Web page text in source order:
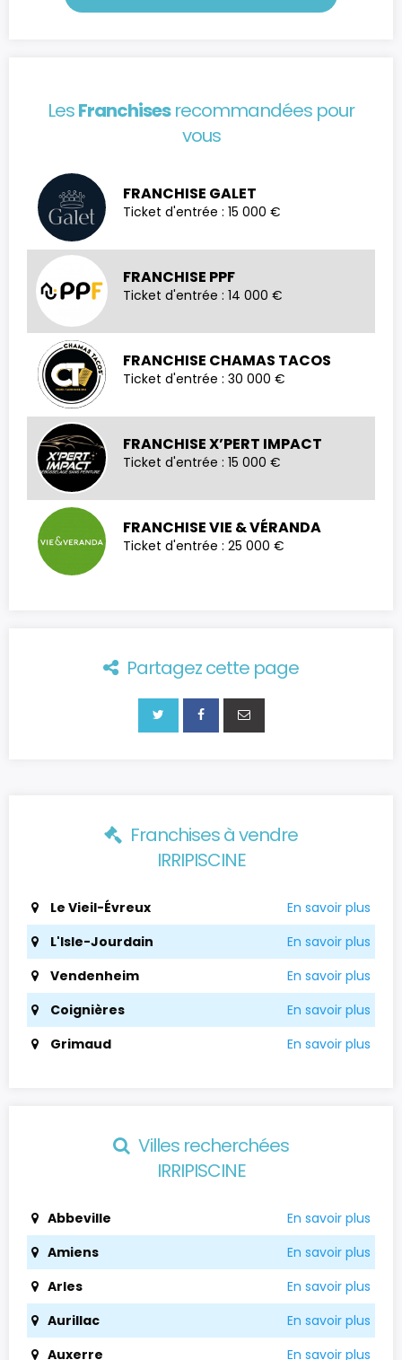
LesFranchisesrecommandées pour
vous
FRANCHISE GALET
Ticket d'entrée : 15 000 €
FRANCHISE PPF
Ticket d'entrée : 14 000 €
FRANCHISE CHAMAS TACOS
Ticket d'entrée : 30 000 €
FRANCHISE X’PERT IMPACT
Ticket d'entrée : 15 000 €
FRANCHISE VIE & VÉRANDA
Ticket d'entrée : 25 000 €
Partagez cette page
Franchises à vendre
IRRIPISCINE
Le Vieil-Évreux
En savoir plus
L'Isle-Jourdain
En savoir plus
Vendenheim
En savoir plus
Coignières
En savoir plus
Grimaud
En savoir plus
Villes recherchées
IRRIPISCINE
Abbeville
En savoir plus
Amiens
En savoir plus
Arles
En savoir plus
Aurillac
En savoir plus
Auxerre
En savoir plus